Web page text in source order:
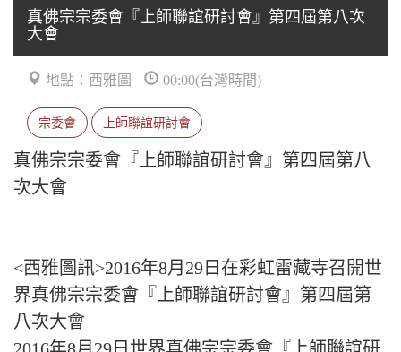
真佛宗宗委會『上師聯誼研討會』第四屆第八次
大會
地點：西雅圖 00:00(台灣時間)
宗委會 上師聯誼研討會
真佛宗宗委會『上師聯誼研討會』第四屆第八
次大會
<西雅圖訊>2016年8月29日在彩虹雷藏寺召開世
界真佛宗宗委會『上師聯誼研討會』第四屆第
八次大會